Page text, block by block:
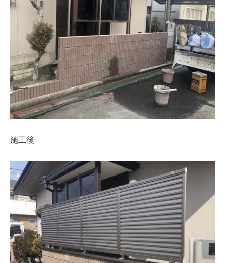
建築資材
建築サポート
大型パネル事業
ソーラー
シロアリ/リフォーム
施工後